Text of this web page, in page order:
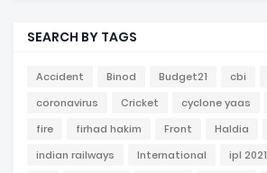
SEARCH BY TAGS
Accident Binod Budget21 cbi
coronavirus
Cricket cyclone yaas
fire
firhad hakim Front Haldia
indian railways
International ipl 2021